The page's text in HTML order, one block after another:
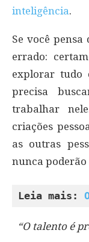
inteligência.
Se você
errado:
explorar tudo
precisa
trabalhar
criações
as outras
nunca poderão
Leia mais:
“O talento é